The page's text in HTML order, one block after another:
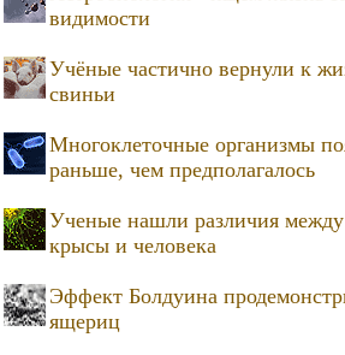
видимости
Учёные частично вернули к
свиньи
Многоклеточные организмы
раньше, чем предполагалось
Ученые нашли различия
крысы и человека
Эффект Болдуина
ящериц